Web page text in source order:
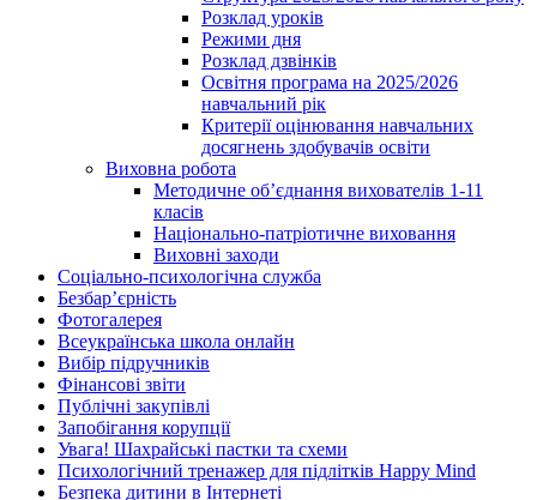
Розклад уроків
Режими дня
Розклад дзвінків
Освітня програма на 2025/2026
навчальний рік
Критерії оцінювання навчальних
досягнень здобувачів освіти
Виховна робота
Методичне об’єднання вихователів 1-11
класів
Національно-патріотичне виховання
Виховні заходи
Соціально-психологічна служба
Безбар’єрність
Фотогалерея
Всеукраїнська школа онлайн
Вибір підручників
Фінансові звіти
Публічні закупівлі
Запобігання корупції
Увага! Шахрайські пастки та схеми
Психологічний тренажер для підлітків Happy Mind
Безпека дитини в Інтернеті